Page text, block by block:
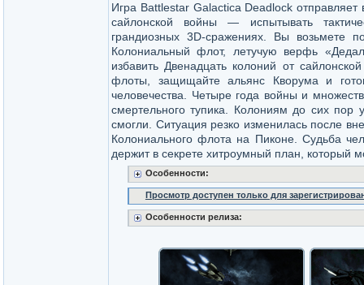
Игра Battlestar Galactica Deadlock отправляет
сайлонской войны — испытывать
грандиозных 3D-сражениях. Вы возьмете
Колониальный флот, летучую верфь
избавить Двенадцать колоний от
флоты, защищайте альянс Кворума и
человечества. Четыре года войны и
смертельного тупика. Колониям до сих пор
смогли. Ситуация резко изменилась после
Колониального флота на Пиконе. Судьба
держит в секрете хитроумный план,
Особенности:
Просмотр доступен только для
Особенности релиза: